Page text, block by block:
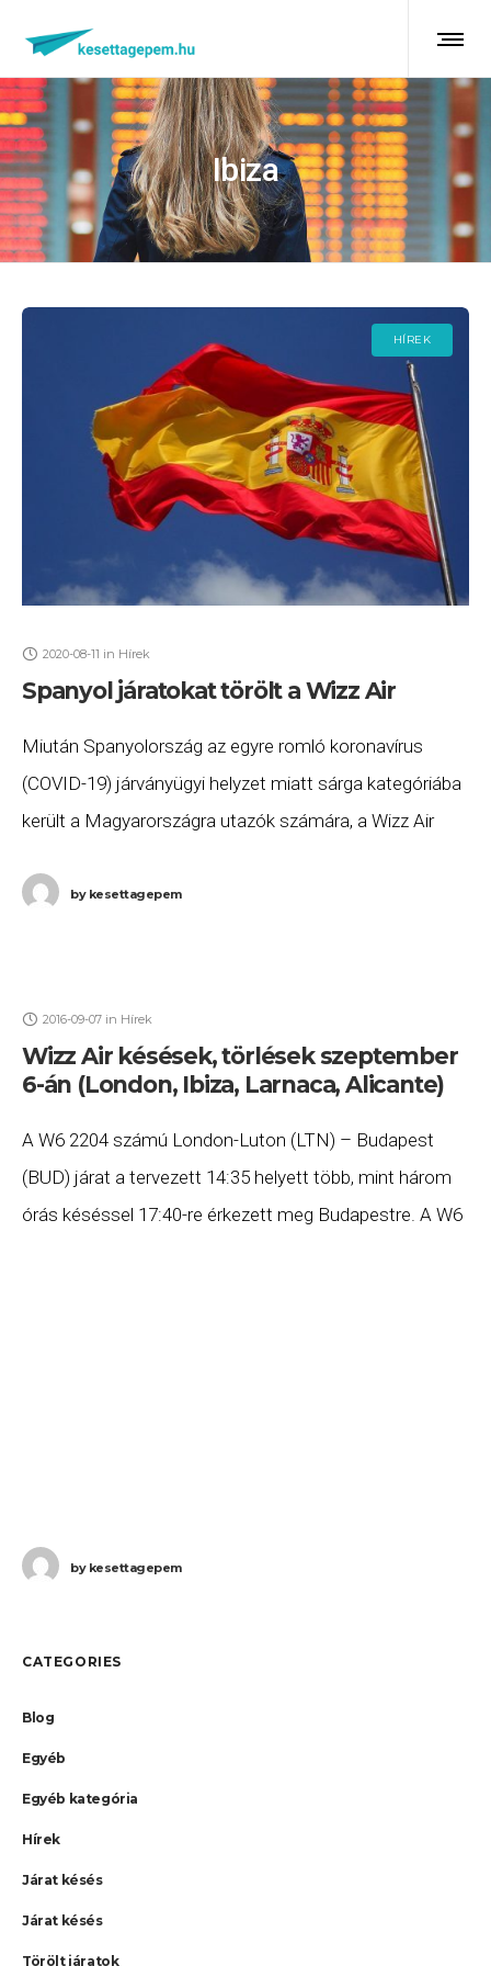
Ibiza
HÍREK
2020-08-11 in Hírek
Spanyol járatokat törölt a Wizz Air
Miután Spanyolország az egyre romló koronavírus
(COVID-19) járványügyi helyzet miatt sárga kategóriába
került a Magyarországra utazók számára, a Wizz Air
kihasználtsága és
bykesettagepem
2016-09-07 in Hírek
Wizz Air késések, törlések szeptember
6-án (London, Ibiza, Larnaca, Alicante)
A W6 2204 számú London-Luton (LTN) – Budapest
(BUD) járat a tervezett 14:35 helyett több, mint három
órás késéssel 17:40-re érkezett meg Budapestre. A W6
bykesettagepem
CATEGORIES
Blog
Egyéb
Egyéb kategória
Hírek
Járat késés
Járat késés
Törölt járatok